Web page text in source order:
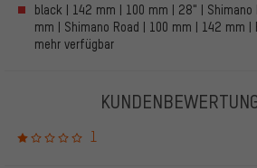
black | 142 mm | 100 mm | 28" | Shimano
mm | Shimano Road | 100 mm | 142 mm |
mehr verfügbar
1